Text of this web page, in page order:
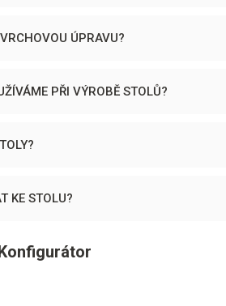
ÚPRAVU?
PŘI VÝROBĚ STOLŮ?
KE STOLU?